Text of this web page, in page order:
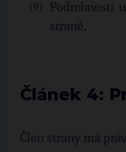
Podrobnosti
straně.
Článek 4:
Člen strany má